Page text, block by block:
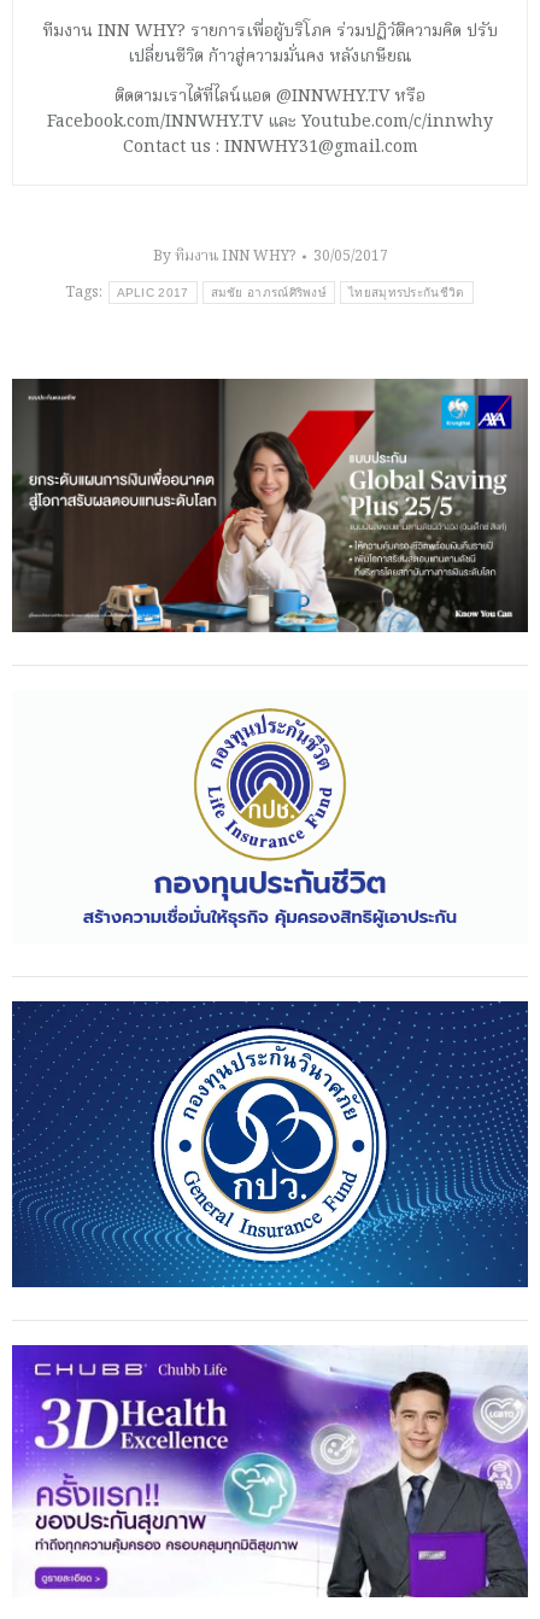
ทีมงาน INN WHY? รายการเพื่อผู้บริโภค ร่วมปฏิวัติความคิด ปรับ
เปลี่ยนชีวิต ก้าวสู่ความมั่นคง หลังเกษียณ
ติดตามเราได้ที่ไลน์แอด @INNWHY.TV หรือ
Facebook.com/INNWHY.TV และ Youtube.com/c/innwhy
Contact us : INNWHY31@gmail.com
Byทีมงาน INN WHY?
30/05/2017
Tags:
APLIC 2017 สมชัย อาภรณ์ศิริพงษ์ ไทยสมุทรประกันชีวิต